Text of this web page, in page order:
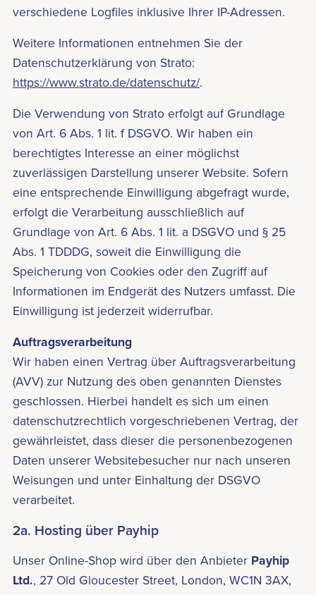
verschiedene Logfiles inklusive Ihrer IP-Adressen.
Weitere Informationen entnehmen Sie der
Datenschutzerklärung von Strato:
https://www.strato.de/datenschutz/.
Die Verwendung von Strato erfolgt auf Grundlage
von Art. 6 Abs. 1 lit. f DSGVO. Wir haben ein
berechtigtes Interesse an einer möglichst
zuverlässigen Darstellung unserer Website. Sofern
eine entsprechende Einwilligung abgefragt wurde,
erfolgt die Verarbeitung ausschließlich auf
Grundlage von Art. 6 Abs. 1 lit. a DSGVO und § 25
Abs. 1 TDDDG, soweit die Einwilligung die
Speicherung von Cookies oder den Zugriff auf
Informationen im Endgerät des Nutzers umfasst. Die
Einwilligung ist jederzeit widerrufbar.
Auftragsverarbeitung
Wir haben einen Vertrag über Auftragsverarbeitung
(AVV) zur Nutzung des oben genannten Dienstes
geschlossen. Hierbei handelt es sich um einen
datenschutzrechtlich vorgeschriebenen Vertrag, der
gewährleistet, dass dieser die personenbezogenen
Daten unserer Websitebesucher nur nach unseren
Weisungen und unter Einhaltung der DSGVO
verarbeitet.
2a. Hosting über Payhip
Unser Online-Shop wird über den Anbieter Payhip
Ltd., 27 Old Gloucester Street, London, WC1N 3AX,